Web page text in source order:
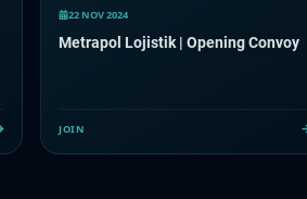
22 NOV 2024
Metrapol Lojistik | Opening Convoy
JOIN